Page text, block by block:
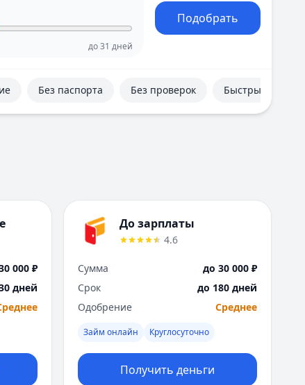
Екатеринбург
Иркутск
К
Курск
Л
Магнитогорск
Махачкала
Москва
Набережные Челны
Нижний Новгород
до31 дней
Подобрать
Без паспорта Без проверок Быстрые
000 ₽
дней
До зарплаты
4.6
Сумма
до 30 000 ₽
Срок
до 180 дней
Одобрение
Среднее
Займ онлайн Круглосуточно
Получить деньги